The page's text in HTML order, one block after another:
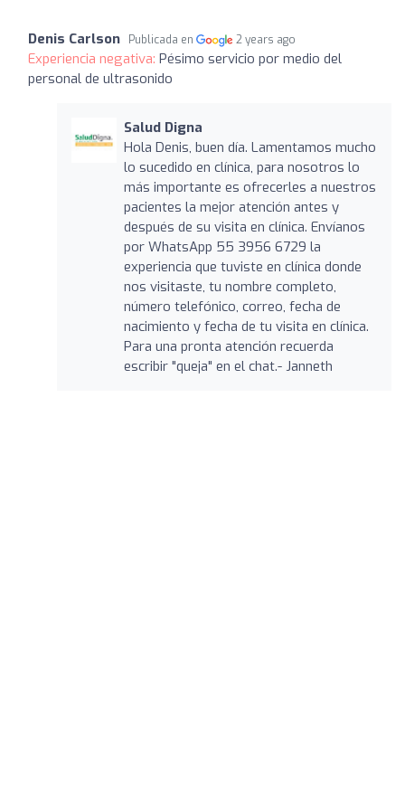
Denis Carlson Publicada en 2 years ago
Experiencia negativa: Pésimo servicio por medio del
personal de ultrasonido
Salud Digna
Hola Denis, buen día. Lamentamos mucho
lo sucedido en clínica, para nosotros lo
más importante es ofrecerles a nuestros
pacientes la mejor atención antes y
después de su visita en clínica. Envíanos
por WhatsApp 55 3956 6729 la
experiencia que tuviste en clínica donde
nos visitaste, tu nombre completo,
número telefónico, correo, fecha de
nacimiento y fecha de tu visita en clínica.
Para una pronta atención recuerda
escribir "queja" en el chat.- Janneth